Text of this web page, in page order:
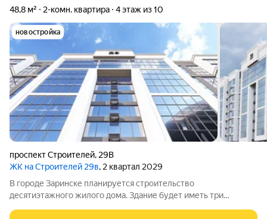
48,8 м²
2-комн. квартира 4 этаж из 10
новостройка
проспект Строителей, 29В
ЖК на Строителей 29в, 2 квартал 2029
В городе Заринске планируется строительство
десятиэтажного жилого дома. Здание будет иметь три